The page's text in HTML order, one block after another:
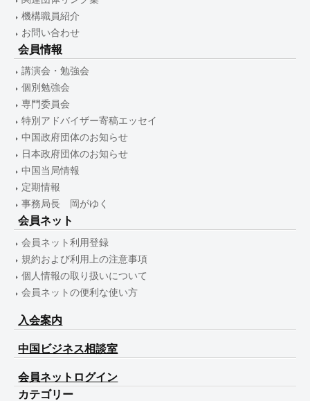
機構職員紹介
お問い合わせ
会員情報
講演会・勉強会
個別勉強会
専門委員会
特別アドバイザー寄稿エッセイ
中国政府団体のお知らせ
日本政府団体のお知らせ
中国当局情報
定期情報
事務局長 岡がゆく
会員ネット
会員ネット利用登録
規約および利用上の注意事項
個人情報の取り扱いについて
会員ネットの便利な使い方
入会案内
中国ビジネス相談室
会員ネットログイン
カテゴリー